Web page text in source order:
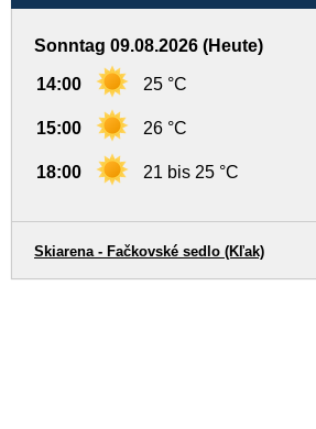
Sonntag 09.08.2026 (Heute)
14:00 25 °C
15:00 26 °C
18:00 21 bis 25 °C
Skiarena - Fačkovské sedlo (Kľak)